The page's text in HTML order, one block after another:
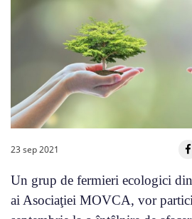
23 sep 2021
Un grup de fermieri ecologici
ai Asociaţiei MOVCA, vor